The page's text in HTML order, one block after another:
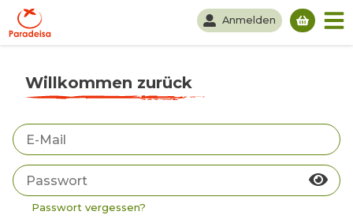
Anmelden
Willkommen zurück
Passwort vergessen?